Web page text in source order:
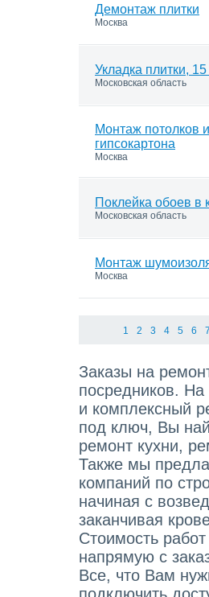
Демонтаж плитки
Москва
Укладка плитки,
Московская область
Монтаж потолков
гипсокартона
Москва
Поклейка обоев в
Московская область
Монтаж
Москва
1 2 3 4 5 6
Заказы на
посредников.
и комплексный
под ключ, Вы
ремонт кухни,
Также мы
компаний по
начиная с
заканчивая
Стоимость
напрямую с
Все, что Вам